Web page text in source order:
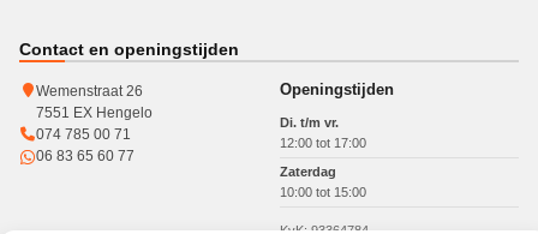
Contact en openingstijden
Wemenstraat 26
7551 EX Hengelo
074 785 00 71
06 83 65 60 77
Openingstijden
Di. t/m vr.
12:00 tot 17:00
Zaterdag
10:00 tot 15:00
KvK: 93364784